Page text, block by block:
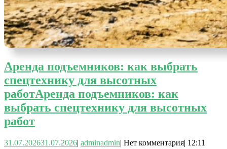
Аренда подъемников: как выбрать
спецтехнику для высотных
работАренда подъемников: как
выбрать спецтехнику для высотных
работ
31.07.202631.07.2026| adminadmin| Нет комментария| 12:11